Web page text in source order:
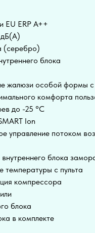
EU ERP A++
дБ(А)
(серебро)
блока
жалюзи особой формы
комфорта
до -25 °С
Ion
управление потоком
блока
температуры с пульта
компрессора
блока
в комплекте